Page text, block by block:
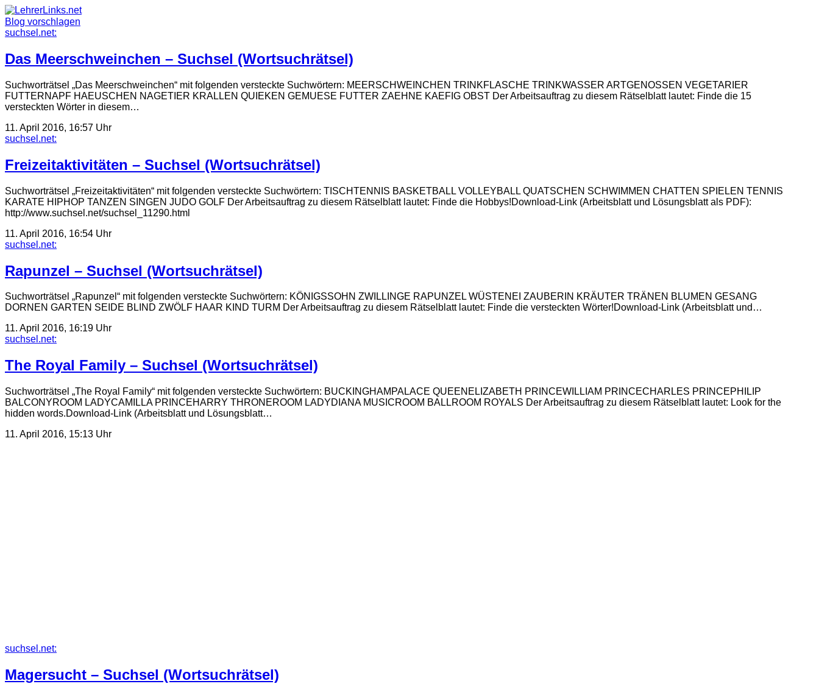
Skip
to
content
Blog vorschlagen
suchsel.net:
Das Meerschweinchen – Suchsel (Wortsuchrätsel)
Suchworträtsel „Das Meerschweinchen“ mit folgenden versteckte Suchwörtern: MEERSCHWEINCHEN TRINKFLASCHE TRINKWASSER ARTGENOSSEN VEGETARIER
FUTTERNAPF HAEUSCHEN NAGETIER KRALLEN QUIEKEN GEMUESE FUTTER ZAEHNE KAEFIG OBST Der Arbeitsauftrag zu diesem Rätselblatt lautet: Finde die 15
versteckten Wörter in diesem…
11. April 2016, 16:57 Uhr
suchsel.net:
Freizeitaktivitäten – Suchsel (Wortsuchrätsel)
Suchworträtsel „Freizeitaktivitäten“ mit folgenden versteckte Suchwörtern: TISCHTENNIS BASKETBALL VOLLEYBALL QUATSCHEN SCHWIMMEN CHATTEN SPIELEN TENNIS
KARATE HIPHOP TANZEN SINGEN JUDO GOLF Der Arbeitsauftrag zu diesem Rätselblatt lautet: Finde die Hobbys!Download-Link (Arbeitsblatt und Lösungsblatt als PDF):
http://www.suchsel.net/suchsel_11290.html
11. April 2016, 16:54 Uhr
suchsel.net:
Rapunzel – Suchsel (Wortsuchrätsel)
Suchworträtsel „Rapunzel“ mit folgenden versteckte Suchwörtern: KÖNIGSSOHN ZWILLINGE RAPUNZEL WÜSTENEI ZAUBERIN KRÄUTER TRÄNEN BLUMEN GESANG
DORNEN GARTEN SEIDE BLIND ZWÖLF HAAR KIND TURM Der Arbeitsauftrag zu diesem Rätselblatt lautet: Finde die versteckten Wörter!Download-Link (Arbeitsblatt und…
11. April 2016, 16:19 Uhr
suchsel.net:
The Royal Family – Suchsel (Wortsuchrätsel)
Suchworträtsel „The Royal Family“ mit folgenden versteckte Suchwörtern: BUCKINGHAMPALACE QUEENELIZABETH PRINCEWILLIAM PRINCECHARLES PRINCEPHILIP
BALCONYROOM LADYCAMILLA PRINCEHARRY THRONEROOM LADYDIANA MUSICROOM BALLROOM ROYALS Der Arbeitsauftrag zu diesem Rätselblatt lautet: Look for the
hidden words.Download-Link (Arbeitsblatt und Lösungsblatt…
11. April 2016, 15:13 Uhr
suchsel.net:
Magersucht – Suchsel (Wortsuchrätsel)